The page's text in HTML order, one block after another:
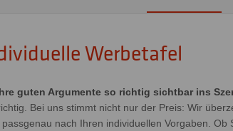
Werbetafel
guten Argumente so richtig sichtbar ins
Bei uns stimmt nicht nur der Preis: Wir
nach Ihren individuellen Vorgaben.